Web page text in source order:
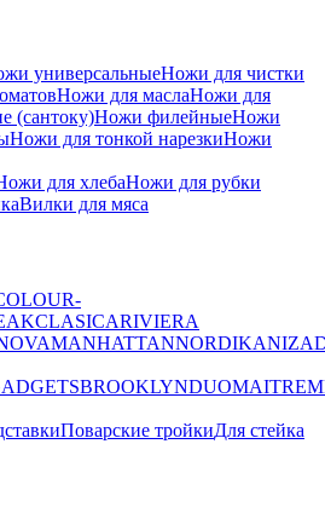
универсальныеНожи для чистки
Ножи для маслаНожи для
(сантоку)Ножи филейныеНожи
Ножи для тонкой нарезкиНожи
для хлебаНожи для рубки
Вилки для мяса
CLASICARIVIERA
MANHATTANNORDIKANIZA
BROOKLYNDUOMAITRE
Поварские тройкиДля стейка